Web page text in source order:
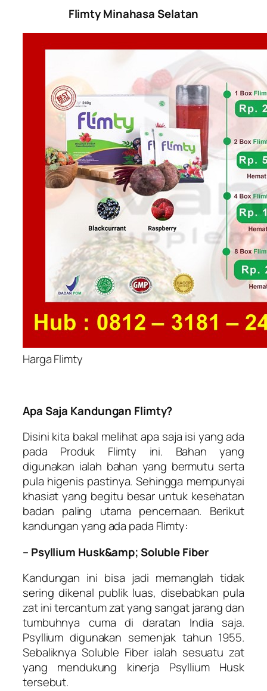
Flimty Minahasa Selatan
Harga Flimty
Apa Saja Kandungan Flimty?
Disini kita bakal melihat apa saja isi yang ada
pada Produk Flimty ini. Bahan yang
digunakan ialah bahan yang bermutu serta
pula higenis pastinya. Sehingga mempunyai
khasiat yang begitu besar untuk kesehatan
badan paling utama pencernaan. Berikut
kandungan yang ada pada Flimty:
– Psyllium Husk&amp; Soluble Fiber
Kandungan ini bisa jadi memanglah tidak
sering dikenal publik luas, disebabkan pula
zat ini tercantum zat yang sangat jarang dan
tumbuhnya cuma di daratan India saja.
Psyllium digunakan semenjak tahun 1955.
Sebaliknya Soluble Fiber ialah sesuatu zat
yang mendukung kinerja Psyllium Husk
tersebut.